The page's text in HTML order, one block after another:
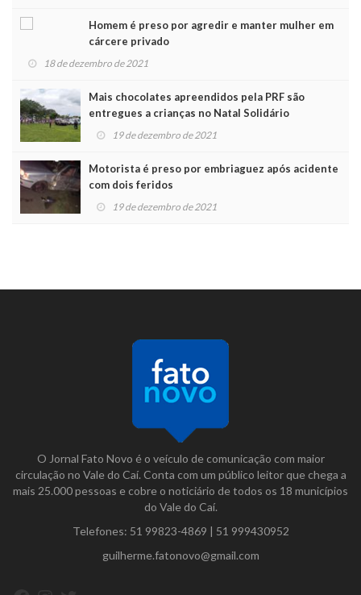
Homem é preso por agredir e manter mulher em
cárcere privado
18 de dezembro de 2021
Mais chocolates apreendidos pela PRF são
entregues a crianças no Natal Solidário
19 de dezembro de 2021
Motorista é preso por embriaguez após acidente
com dois feridos
19 de dezembro de 2021
O Jornal Fato Novo é o veículo de comunicação com maior
circulação no Vale do Caí. Conta com um público leitor que chega a
mais 25.000 pessoas e cobre o noticiário de todos os 18 municípios
do Vale do Caí.
Telefones: 51 99823-4869 | 51 999430952
guilherme.fatonovo@gmail.com